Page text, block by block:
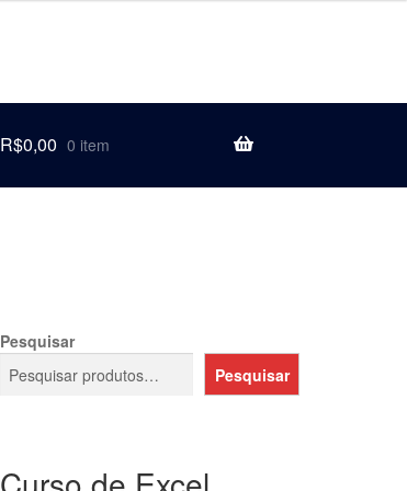
R$0,00 0 item
Pesquisar
Pesquisar